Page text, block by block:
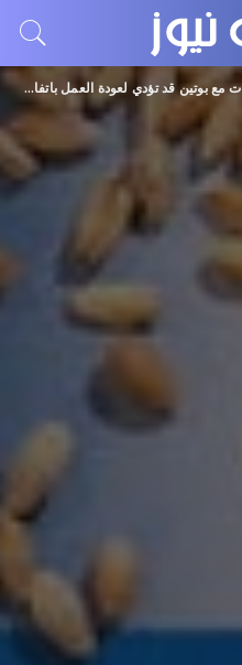
مع بوتين قد تؤدي لعودة العمل باتفاق الحبوب